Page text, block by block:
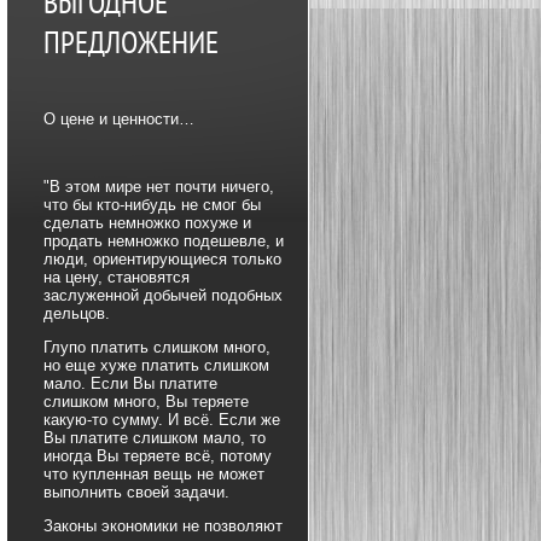
ПРЕДЛОЖЕНИЕ
О цене и ценности…
"В этом мире нет почти ничего,
что бы кто-нибудь не смог бы
сделать немножко похуже и
продать немножко подешевле, и
люди, ориентирующиеся только
на цену, становятся
заслуженной добычей подобных
дельцов.
Глупо платить слишком много,
но еще хуже платить слишком
мало. Если Вы платите
слишком много, Вы теряете
какую-то сумму. И всё. Если же
Вы платите слишком мало, то
иногда Вы теряете всё, потому
что купленная вещь не может
выполнить своей задачи.
Законы экономики не позволяют